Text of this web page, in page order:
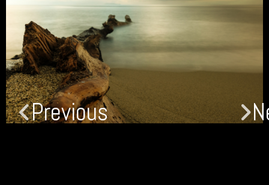
Previous